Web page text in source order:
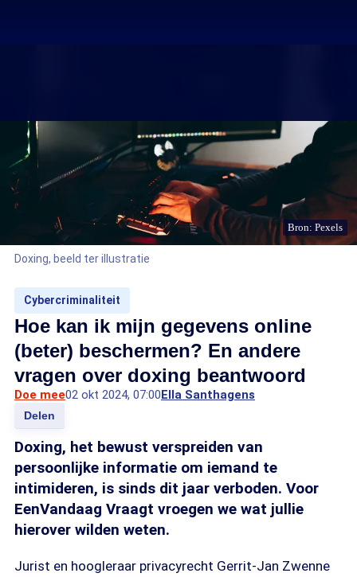
Bron: Pexels
Doxing, beeld ter illustratie
Cybercriminaliteit
Hoe kan ik mijn gegevens online
(beter) beschermen? En andere
vragen over doxing beantwoord
Doe mee02 okt 2024, 07:00Ella Santhagens
Delen
Doxing, het bewust verspreiden van
persoonlijke informatie om iemand te
intimideren, is sinds dit jaar verboden. Voor
EenVandaag Vraagt vroegen we wat jullie
hierover wilden weten.
Jurist en hoogleraar privacyrecht Gerrit-Jan Zwenne